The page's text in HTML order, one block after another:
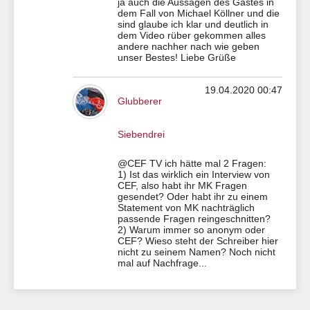
dem Fall von Michael Köllner und die
sind glaube ich klar und deutlich in
dem Video rüber gekommen alles
andere nachher nach wie geben
unser Bestes! Liebe Grüße
19.04.2020 00:47
Glubberer
Siebendrei
@CEF TV ich hätte mal 2 Fragen:
1) Ist das wirklich ein Interview von
CEF, also habt ihr MK Fragen
gesendet? Oder habt ihr zu einem
Statement von MK nachträglich
passende Fragen reingeschnitten?
2) Warum immer so anonym oder
CEF? Wieso steht der Schreiber hier
nicht zu seinem Namen? Noch nicht
mal auf Nachfrage...